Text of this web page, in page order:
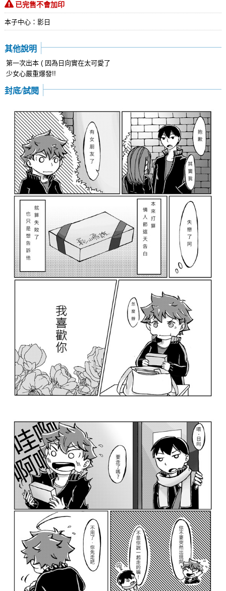
已完售不會加印
本子中心：影日
其他說明
第一次出本 ( 因為日向實在太可愛了
少女心嚴重爆發!!
封底/試閱